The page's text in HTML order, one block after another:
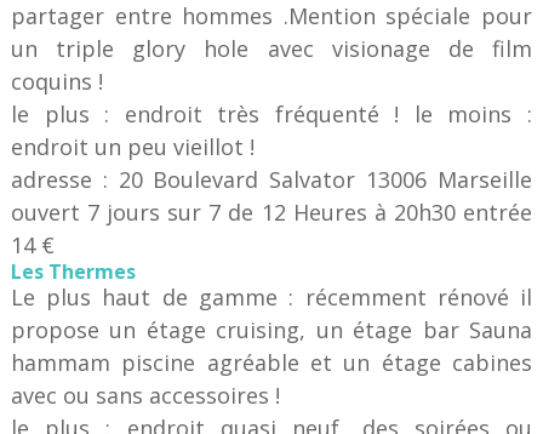
partager entre hommes .Mention spéciale pour
un triple glory hole avec visionage de film
coquins !
le plus : endroit très fréquenté ! le moins :
endroit un peu vieillot !
adresse : 20 Boulevard Salvator 13006 Marseille
ouvert 7 jours sur 7 de 12 Heures à 20h30 entrée
14 €
Les Thermes
Le plus haut de gamme : récemment rénové il
propose un étage cruising, un étage bar Sauna
hammam piscine agréable et un étage cabines
avec ou sans accessoires !